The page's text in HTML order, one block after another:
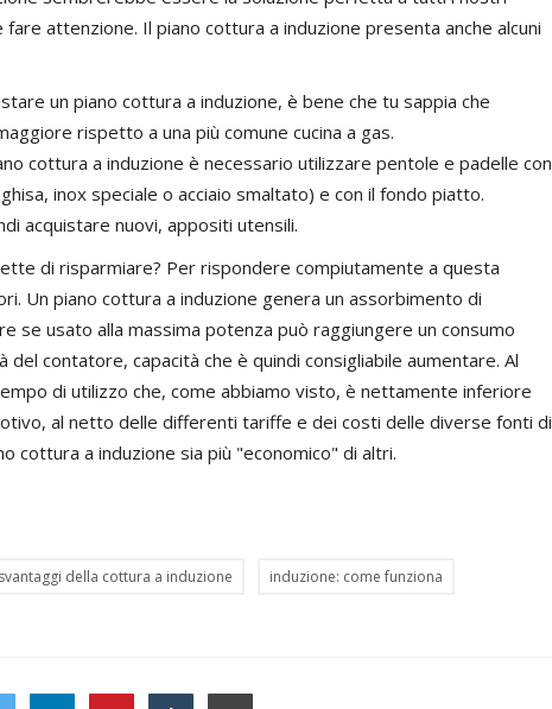
attenzione. Il piano cottura a induzione presenta anche alcuni
un piano cottura a induzione, è bene che tu sappia che
rispetto a una più comune cucina a gas.
cottura a induzione è necessario utilizzare pentole e padelle con
inox speciale o acciaio smaltato) e con il fondo piatto.
acquistare nuovi, appositi utensili.
di risparmiare? Per rispondere compiutamente a questa
Un piano cottura a induzione genera un assorbimento di
se usato alla massima potenza può raggiungere un consumo
del contatore, capacità che è quindi consigliabile aumentare. Al
di utilizzo che, come abbiamo visto, è nettamente inferiore
al netto delle differenti tariffe e dei costi delle diverse fonti di
cottura a induzione sia più "economico" di altri.
della cottura a induzione induzione: come funziona